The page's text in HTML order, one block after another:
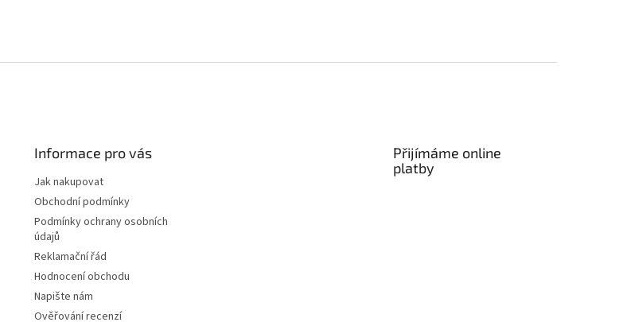
Informace pro vás
Jak nakupovat
Obchodní podmínky
Podmínky ochrany osobních
údajů
Reklamační řád
Hodnocení obchodu
Napište nám
Ověřování recenzí
Přijímáme online
platby